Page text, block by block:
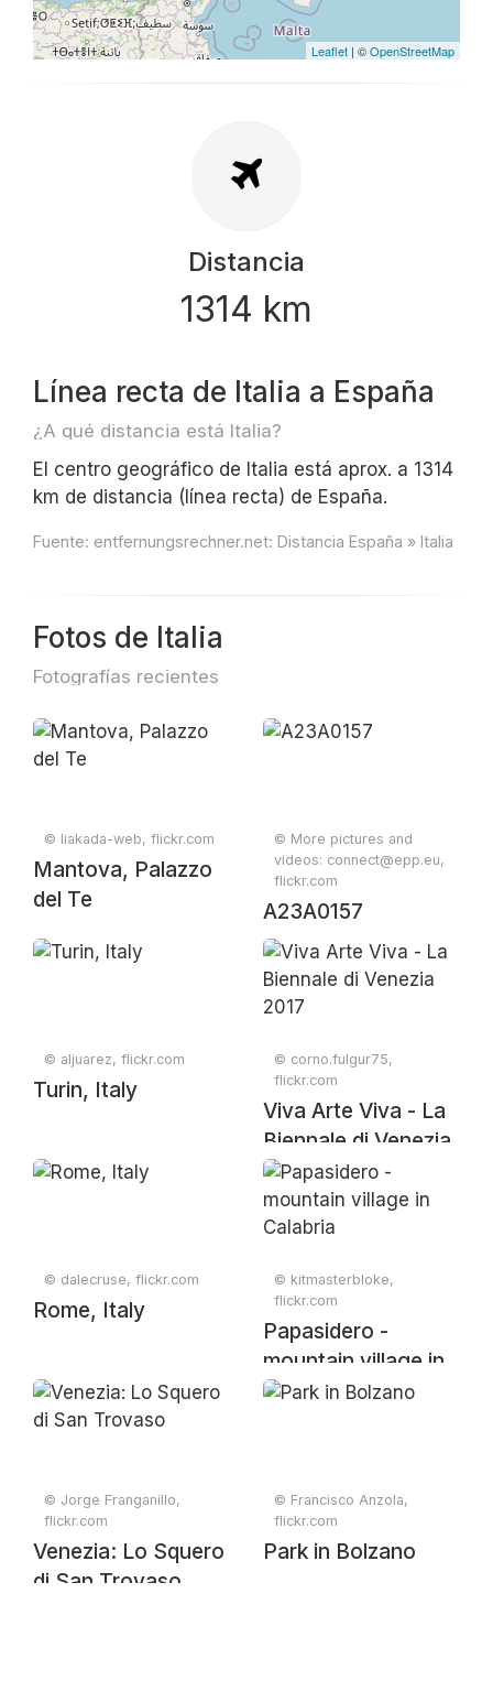
Leaflet | ©OpenStreetMap
Distancia
1314 km
Línea recta de Italia a España
¿A qué distancia está Italia?
El centro geográfico de Italia está aprox. a 1314
km de distancia (línea recta) de España.
Fuente: entfernungsrechner.net: Distancia España » Italia
Fotos de Italia
Fotografías recientes
© liakada-web, flickr.com
Mantova, Palazzo
del Te
© More pictures and
videos: connect@epp.eu,
flickr.com
A23A0157
© aljuarez, flickr.com
Turin, Italy
© corno.fulgur75,
flickr.com
Viva Arte Viva - La
Biennale di Venezia
2017
© dalecruse, flickr.com
Rome, Italy
© kitmasterbloke,
flickr.com
Papasidero -
mountain village in
Calabria
© Jorge Franganillo,
flickr.com
Venezia: Lo Squero
di San Trovaso
© Francisco Anzola,
flickr.com
Park in Bolzano